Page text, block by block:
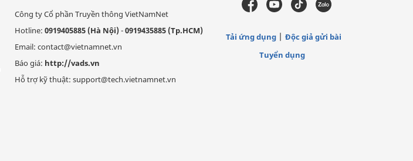
Công ty Cổ phần Truyền thông VietNamNet
Hotline: 0919405885 (Hà Nội)-0919435885 (Tp.HCM)
Email: contact@vietnamnet.vn
Báo giá: http://vads.vn
Hỗ trợ kỹ thuật: support@tech.vietnamnet.vn
Tải ứng dụng
Độc giả gửi bài
Tuyển dụng